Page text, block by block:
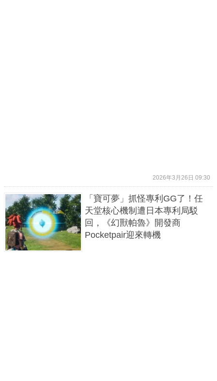
2026年3月26日 09:30
「寶可夢」抓怪專利GG了！任
天堂核心機制遭日本專利局駁
回，《幻獸帕魯》開發商
Pocketpair迎來轉機